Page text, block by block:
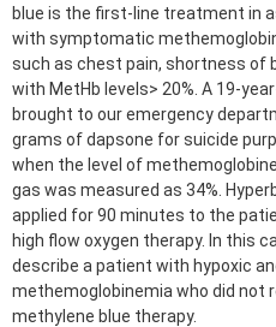
blue is the first-line treatment in
with symptomatic
such as chest pain, shortness of
with MetHb levels> 20%. A 19-
brought to our emergency
grams of dapsone for suicide
when the level of
gas was measured as 34%.
applied for 90 minutes to the
high flow oxygen therapy. In this
describe a patient with hypoxic
methemoglobinemia who did not
methylene blue therapy.